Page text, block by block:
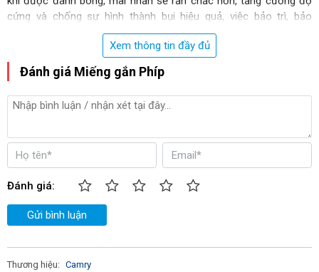
cứng và chống sự hình thành bụi hiệu quả, việc bảo trì, bảo
dưỡng bề mặt sàn tốt hơn. Do đó, đây là loại phụ kiện quan trọng
và không thể thiếu đối với quá trình đánh bóng, làm nhẵn bề mặt
sàn.
sàn, người tiêu dùng có nhu cầu mua mới hoặc thay thế loại phụ
động lâu năm như Điện máy Hoàng Liên. Đây là đơn vị phân phối
các loại máy chà sàn của các thương hiệu uy tín như máy chà
sàn Palada, Supper Clean,... và phụ kiện máy chà sàn chính hãng.
Chi tiết liên hệ hotline0989 937 282
để được tư vấn, hướng dẫn
miễn phí.
Xem thông tin đầy đủ
Đánh giá Miếng gắn Phíp
Đánh giá:
Gửi bình luận
Thương hiệu: Camry